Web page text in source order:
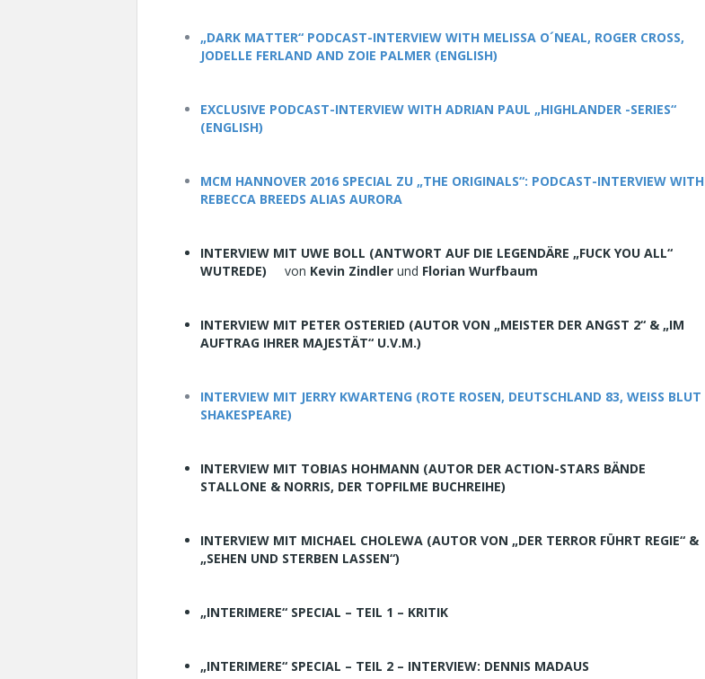
„DARK MATTER“ PODCAST-INTERVIEW WITH MELISSA O´NEAL, ROGER CROSS,
JODELLE FERLAND AND ZOIE PALMER (ENGLISH)
EXCLUSIVE PODCAST-INTERVIEW WITH ADRIAN PAUL „HIGHLANDER -SERIES“
(ENGLISH)
MCM HANNOVER 2016 SPECIAL ZU „THE ORIGINALS“: PODCAST-INTERVIEW WITH
REBECCA BREEDS ALIAS AURORA
INTERVIEW MIT UWE BOLL (ANTWORT AUF DIE LEGENDÄRE „FUCK YOU ALL“
WUTREDE) von Kevin Zindler und Florian Wurfbaum
INTERVIEW MIT PETER OSTERIED (AUTOR VON „MEISTER DER ANGST 2“ & „IM
AUFTRAG IHRER MAJESTÄT“ U.V.M.)
INTERVIEW MIT JERRY KWARTENG (ROTE ROSEN, DEUTSCHLAND 83, WEISS BLUT
SHAKESPEARE)
INTERVIEW MIT TOBIAS HOHMANN (AUTOR DER ACTION-STARS BÄNDE
STALLONE & NORRIS, DER TOPFILME BUCHREIHE)
INTERVIEW MIT MICHAEL CHOLEWA (AUTOR VON „DER TERROR FÜHRT REGIE“ &
„SEHEN UND STERBEN LASSEN“)
„INTERIMERE“ SPECIAL – TEIL 1 – KRITIK
„INTERIMERE“ SPECIAL – TEIL 2 – INTERVIEW: DENNIS MADAUS